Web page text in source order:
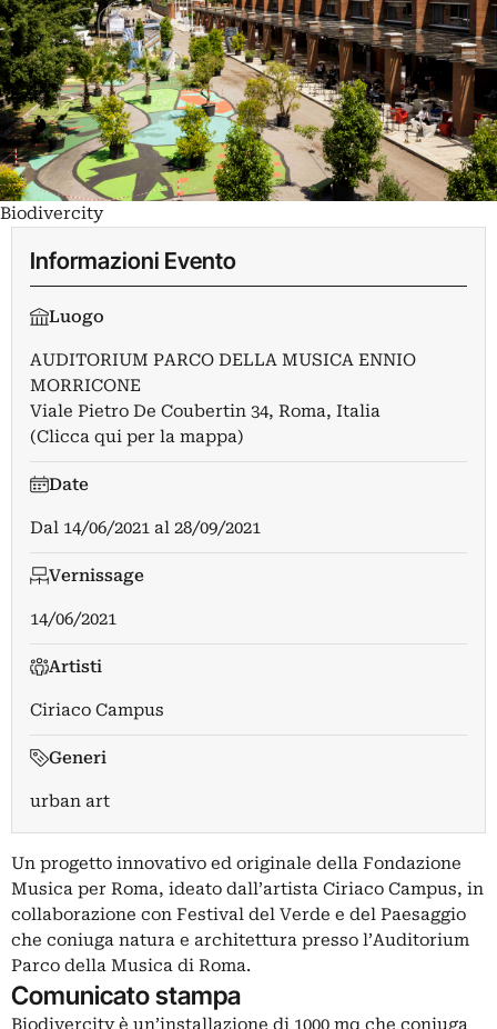
Biodivercity
Informazioni Evento
Luogo
AUDITORIUM PARCO DELLA MUSICA ENNIO
MORRICONE
Viale Pietro De Coubertin 34, Roma, Italia
(Clicca qui per la mappa)
Date
Dal 14/06/2021 al 28/09/2021
Vernissage
14/06/2021
Artisti
Ciriaco Campus
Generi
urban art
Un progetto innovativo ed originale della Fondazione
Musica per Roma, ideato dall’artista Ciriaco Campus, in
collaborazione con Festival del Verde e del Paesaggio
che coniuga natura e architettura presso l’Auditorium
Parco della Musica di Roma.
Comunicato stampa
Biodivercity è un’installazione di 1000 mq che coniuga